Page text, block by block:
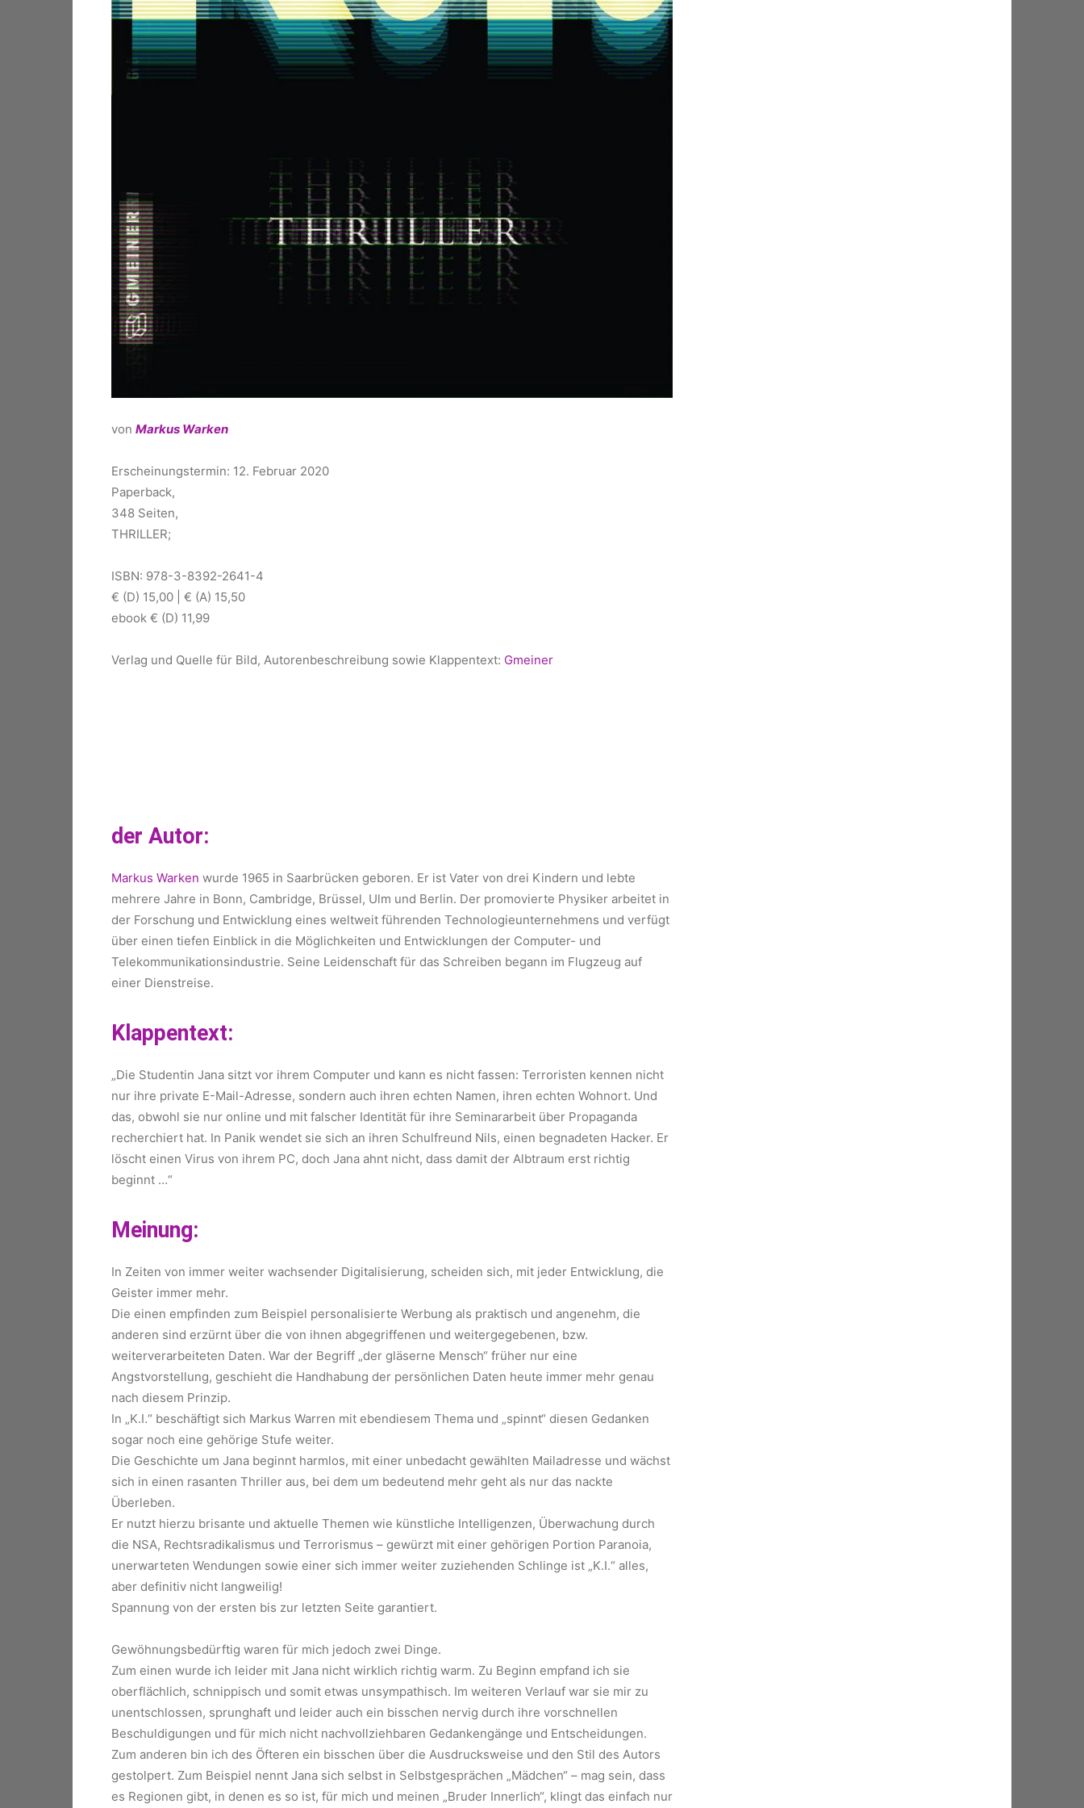
von Markus Warken
Erscheinungstermin: 12. Februar 2020
Paperback,
348 Seiten,
THRILLER;
ISBN: 978-3-8392-2641-4
€ (D) 15,00 | € (A) 15,50
ebook € (D) 11,99
Verlag und Quelle für Bild, Autorenbeschreibung sowie Klappentext: Gmeiner
der Autor:
Markus Warken wurde 1965 in Saarbrücken geboren. Er ist Vater von drei Kindern und lebte
mehrere Jahre in Bonn, Cambridge, Brüssel, Ulm und Berlin. Der promovierte Physiker arbeitet in
der Forschung und Entwicklung eines weltweit führenden Technologieunternehmens und verfügt
über einen tiefen Einblick in die Möglichkeiten und Entwicklungen der Computer- und
Telekommunikationsindustrie. Seine Leidenschaft für das Schreiben begann im Flugzeug auf
einer Dienstreise.
Klappentext:
„Die Studentin Jana sitzt vor ihrem Computer und kann es nicht fassen: Terroristen kennen nicht
nur ihre private E-Mail-Adresse, sondern auch ihren echten Namen, ihren echten Wohnort. Und
das, obwohl sie nur online und mit falscher Identität für ihre Seminararbeit über Propaganda
recherchiert hat. In Panik wendet sie sich an ihren Schulfreund Nils, einen begnadeten Hacker. Er
löscht einen Virus von ihrem PC, doch Jana ahnt nicht, dass damit der Albtraum erst richtig
beginnt …“
Meinung:
In Zeiten von immer weiter wachsender Digitalisierung, scheiden sich, mit jeder Entwicklung, die
Geister immer mehr.
Die einen empfinden zum Beispiel personalisierte Werbung als praktisch und angenehm, die
anderen sind erzürnt über die von ihnen abgegriffenen und weitergegebenen, bzw.
weiterverarbeiteten Daten. War der Begriff „der gläserne Mensch“ früher nur eine
Angstvorstellung, geschieht die Handhabung der persönlichen Daten heute immer mehr genau
nach diesem Prinzip.
In „K.I.“ beschäftigt sich Markus Warren mit ebendiesem Thema und „spinnt“ diesen Gedanken
sogar noch eine gehörige Stufe weiter.
Die Geschichte um Jana beginnt harmlos, mit einer unbedacht gewählten Mailadresse und wächst
sich in einen rasanten Thriller aus, bei dem um bedeutend mehr geht als nur das nackte
Überleben.
Er nutzt hierzu brisante und aktuelle Themen wie künstliche Intelligenzen, Überwachung durch
die NSA, Rechtsradikalismus und Terrorismus – gewürzt mit einer gehörigen Portion Paranoia,
unerwarteten Wendungen sowie einer sich immer weiter zuziehenden Schlinge ist „K.I.“ alles,
aber definitiv nicht langweilig!
Spannung von der ersten bis zur letzten Seite garantiert.
Gewöhnungsbedürftig waren für mich jedoch zwei Dinge.
Zum einen wurde ich leider mit Jana nicht wirklich richtig warm. Zu Beginn empfand ich sie
oberflächlich, schnippisch und somit etwas unsympathisch. Im weiteren Verlauf war sie mir zu
unentschlossen, sprunghaft und leider auch ein bisschen nervig durch ihre vorschnellen
Beschuldigungen und für mich nicht nachvollziehbaren Gedankengänge und Entscheidungen.
Zum anderen bin ich des Öfteren ein bisschen über die Ausdrucksweise und den Stil des Autors
gestolpert. Zum Beispiel nennt Jana sich selbst in Selbstgesprächen „Mädchen“ – mag sein, dass
es Regionen gibt, in denen es so ist, für mich und meinen „Bruder Innerlich“, klingt das einfach nur